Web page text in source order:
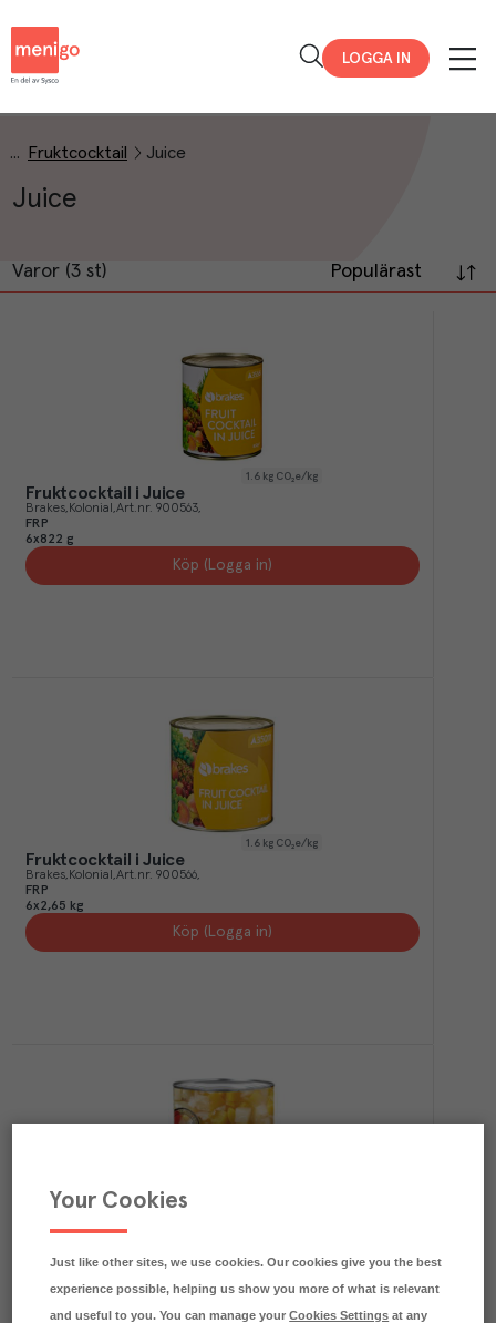
LOGGA IN
Fruktcocktail Juice
Juice
Varor (3 st) Populärast
1.6 kg CO₂e/kg
Fruktcocktail i Juice
Brakes Kolonial Art.nr. 900563
FRP
6x822 g
Köp (Logga in)
1.6 kg CO₂e/kg
Fruktcocktail i Juice
Brakes Kolonial Art.nr. 900566
FRP
6x2,65 kg
Köp (Logga in)
Fruktcocktail
Köp (Logga in)
Your Cookies
Just like other sites, we use cookies. Our cookies give you the best
experience possible, helping us show you more of what is relevant
and useful to you. You can manage yourCookies Settings at any